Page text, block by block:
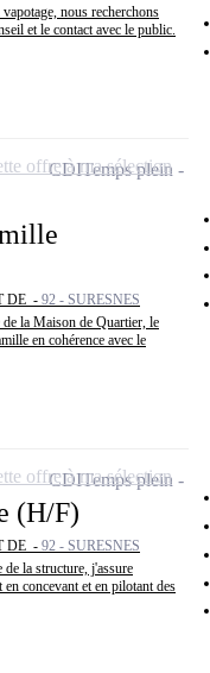
nous recherchons
et le contact avec le public.
DE - 92 - SURESNES
la Maison de Quartier, le
en cohérence avec le
CDITemps plein
offre à ma sélection
(H/F)
DE - 92 - SURESNES
la structure, j'assure
concevant et en pilotant des
CDITemps plein
offre à ma sélection